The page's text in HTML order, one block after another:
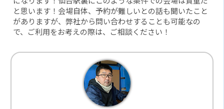
と思います！会場自体、予約が難しいとの話も聞いたこと
がありますが、弊社から問い合わせすることも可能なの
で、ご利用をお考えの際は、ご相談ください！